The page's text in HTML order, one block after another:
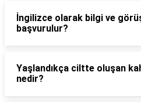
İngilizce olarak bilgi ve
başvurulur?
Yaşlandıkça ciltte oluşan
nedir?